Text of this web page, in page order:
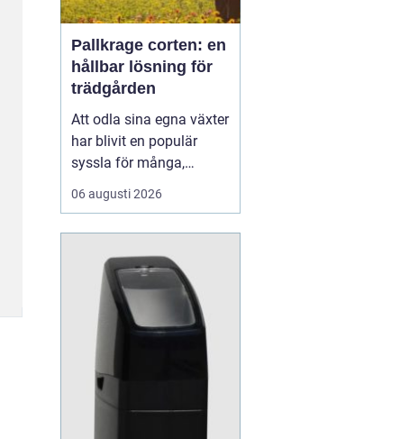
Pallkrage corten: en
hållbar lösning för
trädgården
Att odla sina egna växter
har blivit en populär
syssla för många,
oavsett om det handlar
om att ha en prunkande
balkongträdgård i stan.
En av de mest effektiva
och este...
06 augusti 2026